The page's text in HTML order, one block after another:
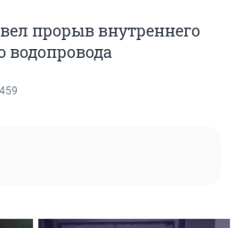
прорыв внутреннего
водопровода